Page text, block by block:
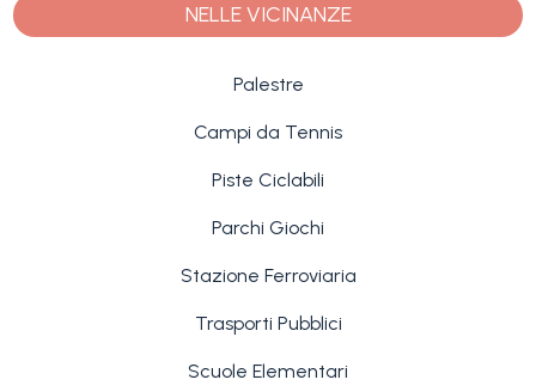
NELLE VICINANZE
Palestre
Campi da Tennis
Piste Ciclabili
Parchi Giochi
Stazione Ferroviaria
Trasporti Pubblici
Scuole Elementari